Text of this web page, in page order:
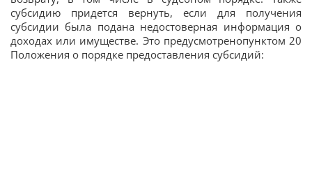
субсидию придется вернуть, если для получения
субсидии была подана недостоверная информация о
доходах или имуществе. Это предусмотренопунктом 20
Положения о порядке предоставления субсидий: